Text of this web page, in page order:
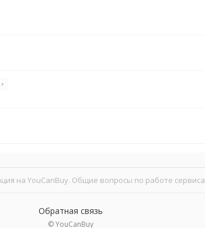
на YouCanBuy. Общие вопросы по работе сервиса
Обратная связь
© YouCanBuy